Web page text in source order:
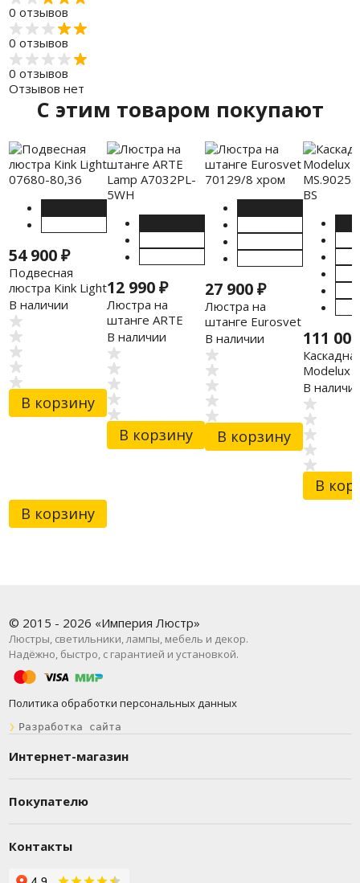
0 отзывов
0 отзывов
0 отзывов
Отзывов нет
C этим товаром покупают
54 900₽
Подвесная
люстра Kink Light
07680-80,36
В наличии
В корзину
12 990₽
Люстра на
штанге ARTE
Lamp A7032PL-
5WH
В наличии
В корзину
27 900₽
Люстра на
штанге Eurosvet
70129/8 хром
В наличии
В корзину
111
Modelux
BS
В
В
В корзину
© 2015 - 2026 «Империя Люстр»
Люстры, светильники, лампы, мебель и декор.
Надёжно, быстро, с гарантией и установкой.
Политика обработки персональных данных
❯ Разработка сайта
Интернет-магазин
Покупателю
Контакты